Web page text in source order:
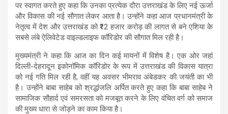
पर स्वागत करते हुए कहा कि उनका प्रत्येक दौरा उत्तराखंड के लिए नई ऊर्जा
और विकास की नई सौगात लेकर आता है। उन्होंने कहा आज प्रधानमंत्री के
नेतृत्व में देश और उत्तराखंड को ₹12 हजार करोड़ की लागत से बने एशिया के
सबसे लंबे ऐलिवेटेड वाइल्डलाइफ कॉरिडोर की सौगात मिल रही है।
मुख्यमंत्री ने कहा कि आज का दिन कई मायनों में विशेष है। एक ओर जहां
दिल्ली-देहरादून इकोनॉमिक कॉरिडोर के रूप में उत्तराखंड की विकास यात्रा
को नई गति मिल रही है, वहीं यह अवसर भीमराव अंबेडकर की जयंती का भी
है। उन्होंने बाबा साहेब को श्रद्धांजलि अर्पित करते हुए कहा कि बाबा साहेब ने
सामाजिक सौहार्द एवं समरसता को मजबूत करने के लिए वंचित वर्ग को समाज
की मुख्य धारा से जोड़ने का काम किया है।